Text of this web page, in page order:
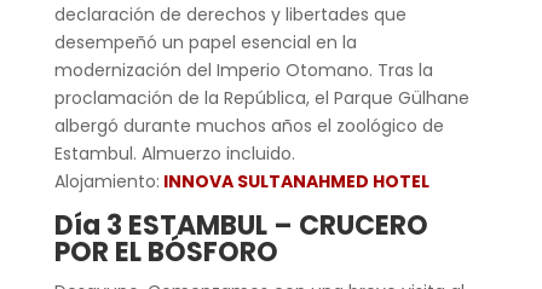
declaración de derechos y libertades que
desempeñó un papel esencial en la
modernización del Imperio Otomano. Tras la
proclamación de la República, el Parque Gülhane
albergó durante muchos años el zoológico de
Estambul. Almuerzo incluido.
Alojamiento: INNOVA SULTANAHMED HOTEL
Día 3 ESTAMBUL – CRUCERO
POR EL BÓSFORO